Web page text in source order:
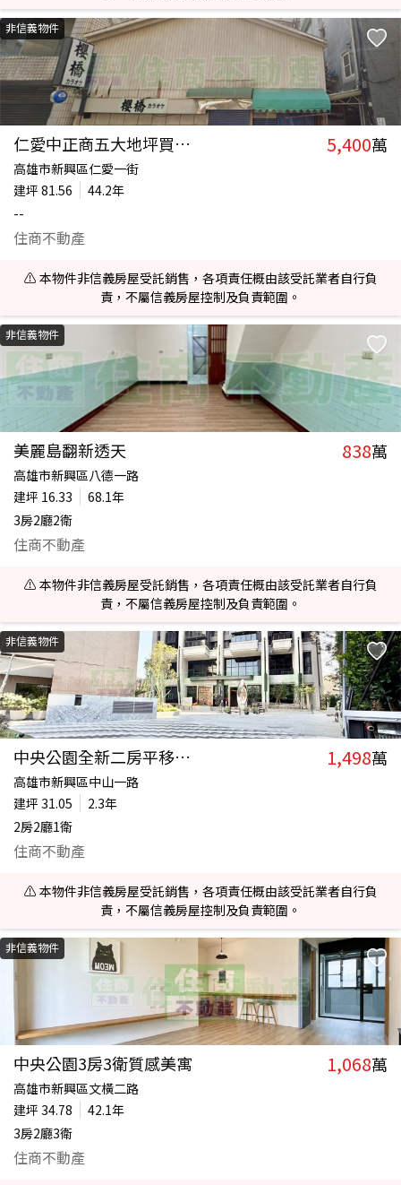
非信義物件
仁愛中正商五大地坪買地送厝店面 5,400萬
高雄市新興區仁愛一街
建坪 81.56
44.2年
--
住商不動產
⚠️ 本物件非信義房屋受託銷售，各項責任概由該受託業者自行負
責，不屬信義房屋控制及負責範圍。
非信義物件
美麗島翻新透天 838萬
高雄市新興區八德一路
建坪 16.33
68.1年
3房2廳2衛
住商不動產
⚠️ 本物件非信義房屋受託銷售，各項責任概由該受託業者自行負
責，不屬信義房屋控制及負責範圍。
非信義物件
中央公園全新二房平移車位 1,498萬
高雄市新興區中山一路
建坪 31.05
2.3年
2房2廳1衛
住商不動產
⚠️ 本物件非信義房屋受託銷售，各項責任概由該受託業者自行負
責，不屬信義房屋控制及負責範圍。
非信義物件
中央公園3房3衛質感美寓 1,068萬
高雄市新興區文橫二路
建坪 34.78
42.1年
3房2廳3衛
住商不動產